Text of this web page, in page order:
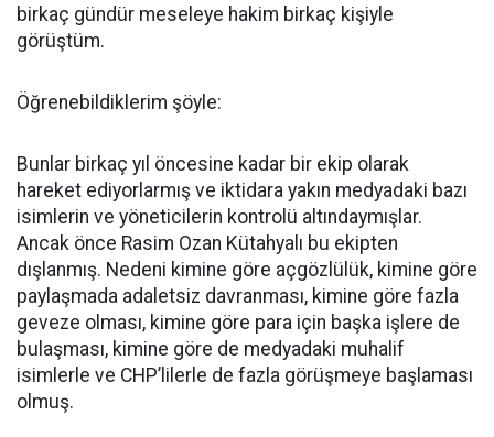
birkaç gündür meseleye hakim birkaç kişiyle
görüştüm.
Öğrenebildiklerim şöyle:
Bunlar birkaç yıl öncesine kadar bir ekip olarak
hareket ediyorlarmış ve iktidara yakın medyadaki bazı
isimlerin ve yöneticilerin kontrolü altındaymışlar.
Ancak önce Rasim Ozan Kütahyalı bu ekipten
dışlanmış. Nedeni kimine göre açgözlülük, kimine göre
paylaşmada adaletsiz davranması, kimine göre fazla
geveze olması, kimine göre para için başka işlere de
bulaşması, kimine göre de medyadaki muhalif
isimlerle ve CHP’lilerle de fazla görüşmeye başlaması
olmuş.